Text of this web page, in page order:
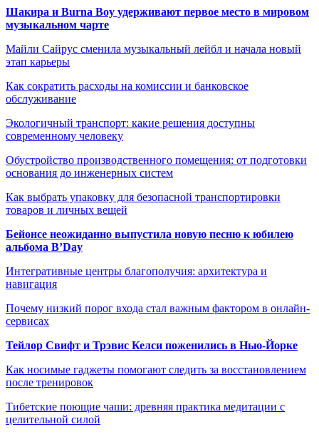
Шакира и Burna Boy удерживают первое место в мировом
музыкальном чарте
Майли Сайрус сменила музыкальный лейбл и начала новый
этап карьеры
Как сократить расходы на комиссии и банковское
обслуживание
Экологичный транспорт: какие решения доступны
современному человеку
Обустройство производственного помещения: от подготовки
основания до инженерных систем
Как выбрать упаковку для безопасной транспортировки
товаров и личных вещей
Бейонсе неожиданно выпустила новую песню к юбилею
альбома B’Day
Интегративные центры благополучия: архитектура и
навигация
Почему низкий порог входа стал важным фактором в онлайн-
сервисах
Тейлор Свифт и Трэвис Келси поженились в Нью-Йорке
Как носимые гаджеты помогают следить за восстановлением
после тренировок
Тибетские поющие чаши: древняя практика медитации с
целительной силой